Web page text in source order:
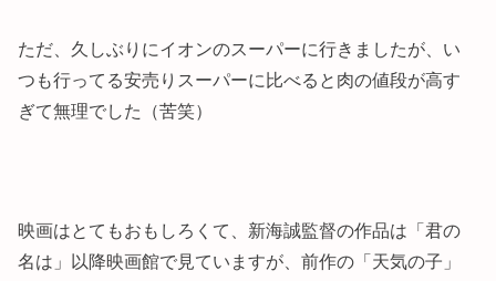
ただ、久しぶりにイオンのスーパーに行きましたが、い
つも行ってる安売りスーパーに比べると肉の値段が高す
ぎて無理でした（苦笑）
映画はとてもおもしろくて、新海誠監督の作品は「君の
名は」以降映画館で見ていますが、前作の「天気の子」